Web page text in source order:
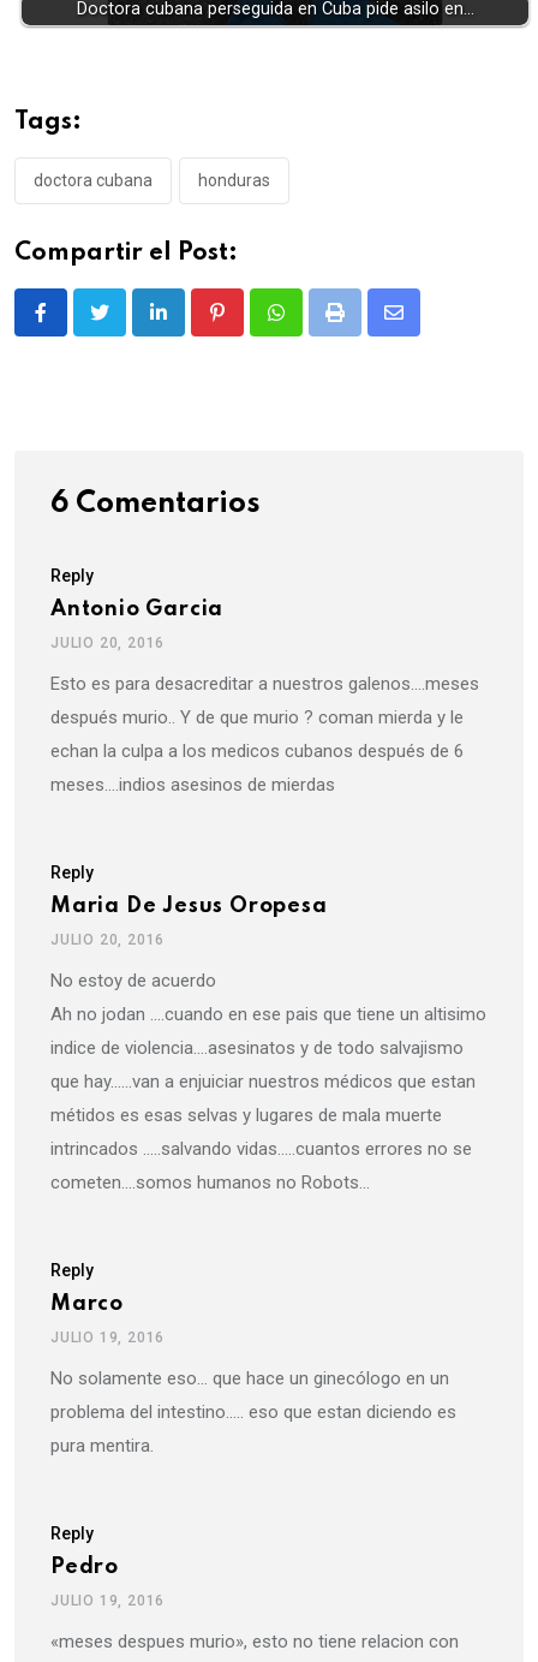
Doctora cubana perseguida en Cuba pide asilo en…
Tags:
doctora cubana honduras
Compartir el Post:
LinkedIn PinterestWhatsappPrint
Share
6 Comentarios
Reply
Antonio Garcia
JULIO 20, 2016
Esto es para desacreditar a nuestros galenos….meses
después murio.. Y de que murio ? coman mierda y le
echan la culpa a los medicos cubanos después de 6
meses….indios asesinos de mierdas
Reply
Maria De Jesus Oropesa
JULIO 20, 2016
No estoy de acuerdo
Ah no jodan ….cuando en ese pais que tiene un altisimo
indice de violencia….asesinatos y de todo salvajismo
que hay……van a enjuiciar nuestros médicos que estan
métidos es esas selvas y lugares de mala muerte
intrincados …..salvando vidas…..cuantos errores no se
cometen….somos humanos no Robots…
Reply
Marco
JULIO 19, 2016
No solamente eso… que hace un ginecólogo en un
problema del intestino….. eso que estan diciendo es
pura mentira.
Reply
Pedro
JULIO 19, 2016
«meses despues murio», esto no tiene relacion con